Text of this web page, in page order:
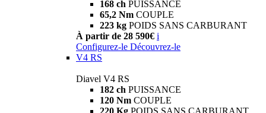
168 ch PUISSANCE
65,2 Nm COUPLE
223 kg POIDS SANS CARBURANT
À partir de 28 590€ i
Configurez-le Découvrez-le
V4 RS
Diavel V4 RS
182 ch PUISSANCE
120 Nm COUPLE
220 Kg POIDS SANS CARBURANT